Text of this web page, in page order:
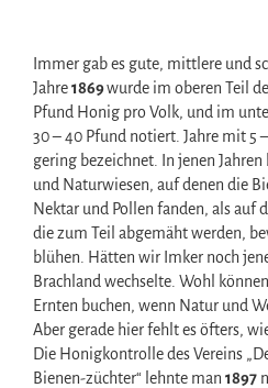
Immer gab es gute, mittlere und
Jahre1869wurde im oberen Teil
Pfund Honig pro Volk, und im
30 – 40 Pfund notiert. Jahre mit 5
gering bezeichnet. In jenen
und Naturwiesen, auf denen die
Nektar und Pollen fanden, als auf
die zum Teil abgemäht werden,
blühen. Hätten wir Imker noch
Brachland wechselte. Wohl
Ernten buchen, wenn Natur und
Aber gerade hier fehlt es öfters,
Die Honigkontrolle des Vereins
Bienen-züchter“ lehnte man 1897